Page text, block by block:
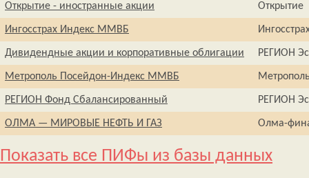
Открытие - иностранные акции Открытие
Ингосстрах Индекс ММВБ
Дивидендные акции и корпоративные облигации РЕГИОН
Метрополь Посейдон-Индекс ММВБ
РЕГИОН Фонд Сбалансированный РЕГИОН
ОЛМА — МИРОВЫЕ НЕФТЬ И ГАЗ Олма-
Показать все ПИФы из базы данных